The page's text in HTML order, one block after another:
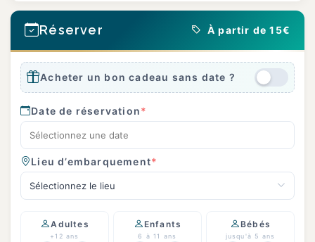
Réserver À partir de 15€
Acheter un bon cadeau sans date ?
Date de réservation*
Lieu d’embarquement*
Sélectionnez le lieu
Adultes
+12 ans
Enfants
6 à 11 ans
Bébés
jusqu'à 5 ans